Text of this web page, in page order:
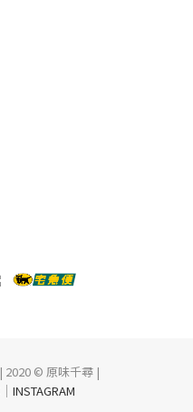
| 2020 © 原味千尋 |
｜ INSTAGRAM